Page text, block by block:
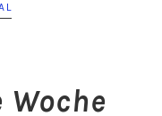
Woche